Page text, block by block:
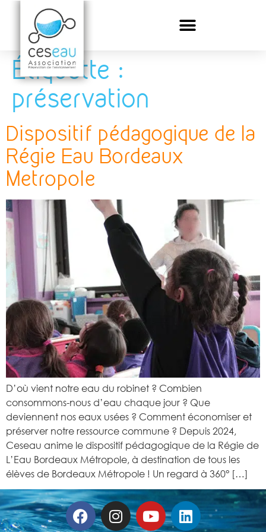
Étiquette :
préservation
Dispositif pédagogique de la
Régie Eau Bordeaux
Metropole
D’où vient notre eau du robinet ? Combien
consommons-nous d’eau chaque jour ? Que
deviennent nos eaux usées ? Comment économiser et
préserver notre ressource commune ? Depuis 2024,
Ceseau anime le dispositif pédagogique de la Régie de
L’Eau Bordeaux Métropole, à destination de tous les
élèves de Bordeaux Métropole ! Un regard à 360° […]